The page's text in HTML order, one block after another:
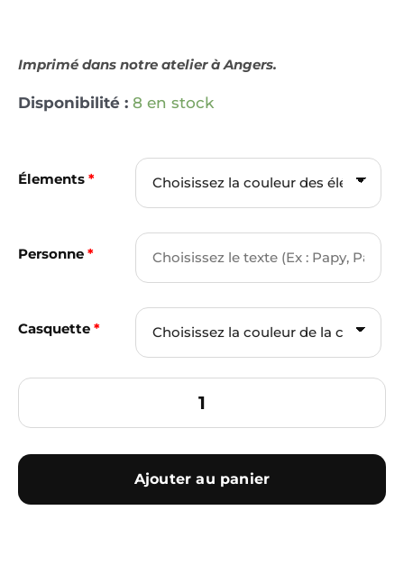
Imprimé dans notre atelier à Angers.
Disponibilité : 8 en stock
Élements *
Personne *
Casquette *
Ajouter au panier